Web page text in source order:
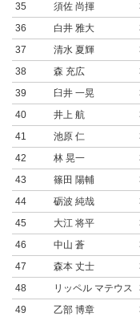
35
須佐 尚揮
36
白井 雅大
37
清水 夏輝
38
森 充広
39
臼井 一晃
40
井上 航
41
池原 仁
42
林 晃一
43
篠田 陽輔
44
砺波 純哉
45
大江 将平
46
中山 蒼
47
森本 丈士
48
リッペル マテウス
49
乙部 博章